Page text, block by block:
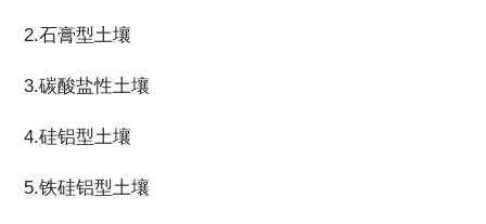
2.石膏型土壤
3.碳酸盐性土壤
4.硅铝型土壤
5.铁硅铝型土壤